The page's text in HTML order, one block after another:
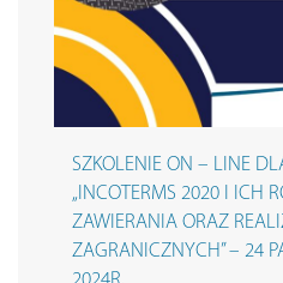
SZKOLENIE ON – LINE
„INCOTERMS 2020 I ICH
ZAWIERANIA ORAZ
ZAGRANICZNYCH” – 24